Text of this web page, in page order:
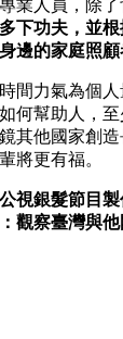
業人員，除
下功夫，並
邊的家庭照顧
間力氣為個
何幫助人，
其他國家創
將更有福。
視銀髮節目
觀察臺灣與